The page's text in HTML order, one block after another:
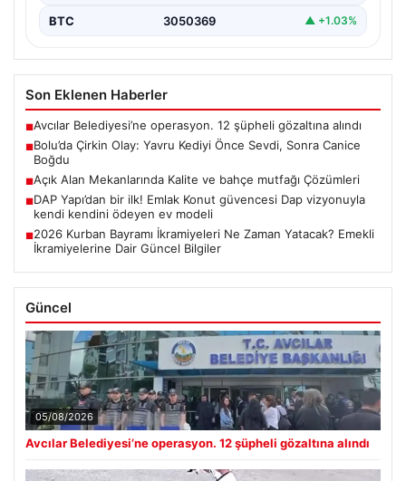
BTC 3050369 ▲ +1.03%
Son Eklenen Haberler
■Avcılar Belediyesi’ne operasyon. 12 şüpheli gözaltına alındı
■Bolu’da Çirkin Olay: Yavru Kediyi Önce Sevdi, Sonra Canice
Boğdu
■Açık Alan Mekanlarında Kalite ve bahçe mutfağı Çözümleri
■DAP Yapı’dan bir ilk! Emlak Konut güvencesi Dap vizyonuyla
kendi kendini ödeyen ev modeli
■2026 Kurban Bayramı İkramiyeleri Ne Zaman Yatacak? Emekli
İkramiyelerine Dair Güncel Bilgiler
Güncel
05/08/2026
Avcılar Belediyesi’ne operasyon. 12 şüpheli gözaltına alındı